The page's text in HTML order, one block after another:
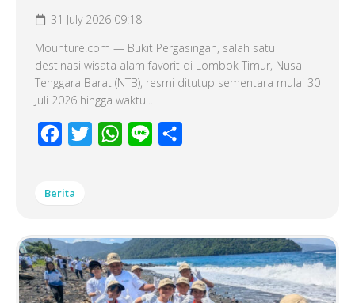
31 July 2026 09:18
Mounture.com — Bukit Pergasingan, salah satu
destinasi wisata alam favorit di Lombok Timur, Nusa
Tenggara Barat (NTB), resmi ditutup sementara mulai 30
Juli 2026 hingga waktu...
Facebook
Twitter WhatsApp
Line
Berita